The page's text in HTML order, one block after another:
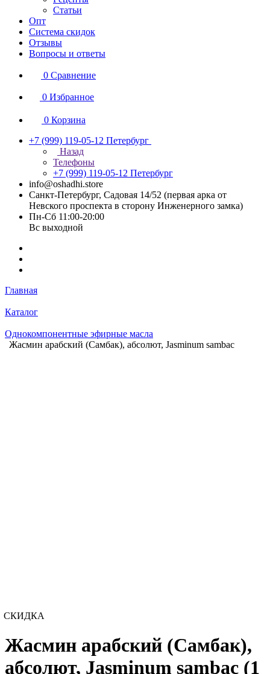
Статьи
Опт
Система скидок
Отзывы
Вопросы и ответы
0 Сравнение
0 Избранное
0 Корзина
+7 (999) 119-05-12 Петербург
Назад
Телефоны
+7 (999) 119-05-12 Петербург
info@oshadhi.store
Санкт-Петербург, Садовая 14/52 (первая арка от
Невского проспекта в сторону Инженерного замка)
Пн-Сб 11:00-20:00
Вс выходной
Главная
Каталог
Однокомпонентные эфирные масла
Жасмин арабский (Самбак), абсолют, Jasminum sambac
СКИДКА
Жасмин арабский (Самбак),
абсолют, Jasminum sambac (1